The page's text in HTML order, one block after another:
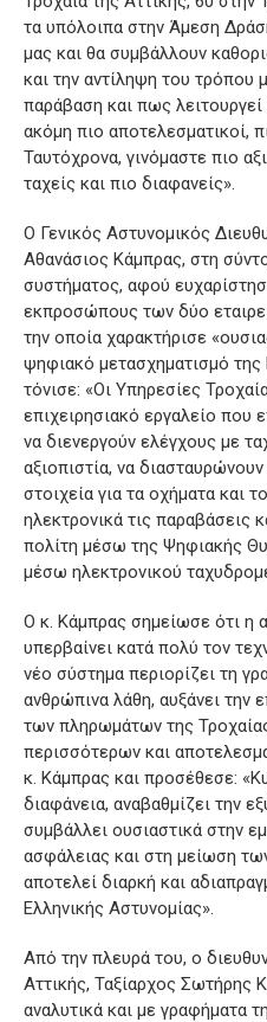
τα υπόλοιπα στην Άμεση
μας και θα συμβάλλουν
και την αντίληψη του τρόπου
παράβαση και πως λειτουργεί
ακόμη πιο αποτελεσματικοί,
Ταυτόχρονα, γινόμαστε πιο
ταχείς και πιο διαφανείς».
Ο Γενικός Αστυνομικός
Αθανάσιος Κάμπρας, στη
συστήματος, αφού
εκπροσώπους των δύο
την οποία χαρακτήρισε
ψηφιακό μετασχηματισμό της
τόνισε: «Οι Υπηρεσίες
επιχειρησιακό εργαλείο που
να διενεργούν ελέγχους με
αξιοπιστία, να
στοιχεία για τα οχήματα και
ηλεκτρονικά τις παραβάσεις
πολίτη μέσω της Ψηφιακής
μέσω ηλεκτρονικού
Ο κ. Κάμπρας σημείωσε ότι η
υπερβαίνει κατά πολύ τον
νέο σύστημα περιορίζει τη
ανθρώπινα λάθη, αυξάνει την
των πληρωμάτων της
περισσότερων και
κ. Κάμπρας και προσέθεσε:
διαφάνεια, αναβαθμίζει την
συμβάλλει ουσιαστικά στην
ασφάλειας και στη μείωση
αποτελεί διαρκή και
Ελληνικής Αστυνομίας».
Από την πλευρά του, ο
Αττικής, Ταξίαρχος Σωτήρης
αναλυτικά και με γραφήματα